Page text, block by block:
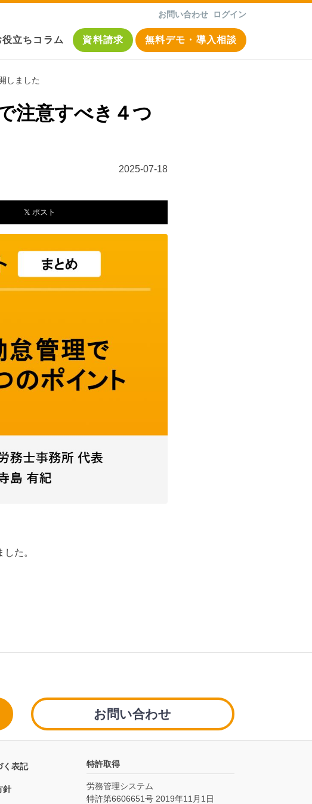
役立ちコラム 資料請求 無料デモ・導入相談
お問い合わせ ログイン
しました
注意すべき４つ
2025-07-18
𝕏 ポスト
した。
お問い合わせ
く表記
針
特許取得
労務管理システム
特許第6606651号 2019年11月1日